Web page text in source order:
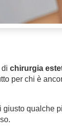
chirurgia
per chi è
giusto qualche